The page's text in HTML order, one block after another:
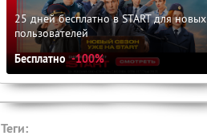
25 дней бесплатно в START для новых
пользователей
Бесплатно -100%
Теги: